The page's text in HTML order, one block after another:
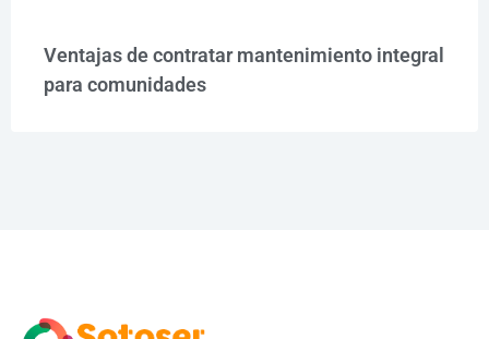
Ventajas de contratar mantenimiento integral
para comunidades